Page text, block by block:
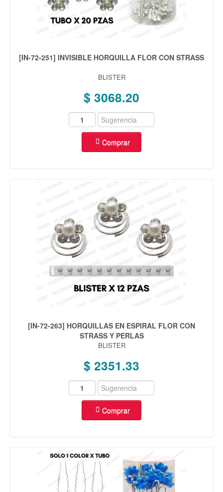
[IN-72-251] INVISIBLE HORQUILLA FLOR CON STRASS
BLISTER
$ 3068.20
Comprar
[IN-72-263] HORQUILLAS EN ESPIRAL FLOR CON
STRASS Y PERLAS
BLISTER
$ 2351.33
Comprar